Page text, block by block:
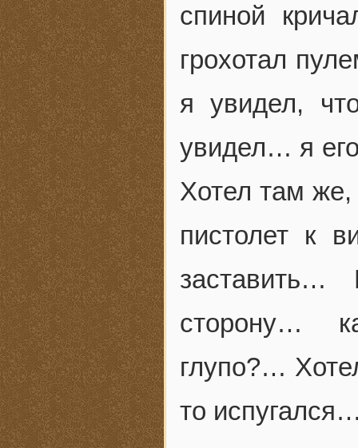
спиной
грохотал
я увидел,
увидел… я
Хотел там
пистолет к
сторону…
глупо?…
то